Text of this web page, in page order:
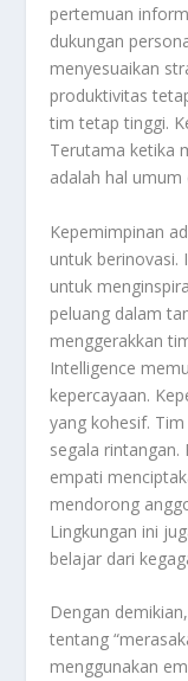
pertemuan
dukungan
menyesuaikan
produktivitas
tim tetap tinggi.
Terutama ketika
adalah hal
Kepemimpinan
untuk berinovasi.
untuk
peluang dalam
menggerakkan
Intelligence
kepercayaan.
yang kohesif.
segala rintangan.
empati
mendorong
Lingkungan ini
belajar dari
Dengan
tentang
menggunakan